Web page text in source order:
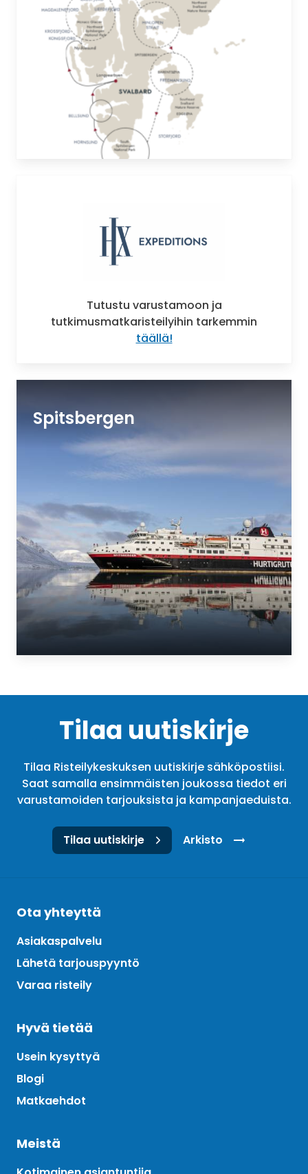
Tutustu varustamoon ja
tutkimusmatkaristeilyihin tarkemmin
täällä!
Spitsbergen
Tilaa uutiskirje
Tilaa Risteilykeskuksen uutiskirje sähköpostiisi.
Saat samalla ensimmäisten joukossa tiedot eri
varustamoiden tarjouksista ja kampanjaeduista.
Tilaa uutiskirje Arkisto
Ota yhteyttä
Asiakaspalvelu
Lähetä tarjouspyyntö
Varaa risteily
Hyvä tietää
Usein kysyttyä
Blogi
Matkaehdot
Meistä